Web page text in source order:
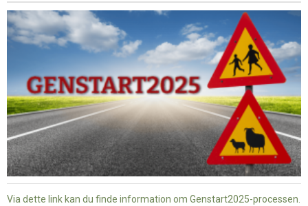
Via dette link kan du finde information om Genstart2025-processen.